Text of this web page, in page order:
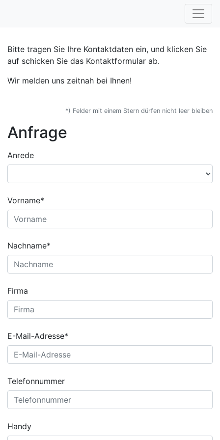
Bitte tragen Sie Ihre Kontaktdaten ein, und klicken Sie
auf schicken Sie das Kontaktformular ab.
Wir melden uns zeitnah bei Ihnen!
*) Felder mit einem Stern dürfen nicht leer bleiben
Anfrage
Anrede
Vorname*
Nachname*
Firma
E-Mail-Adresse*
Telefonnummer
Handy